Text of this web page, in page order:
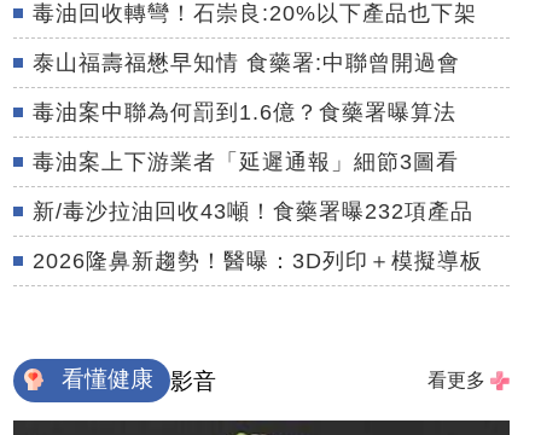
毒油回收轉彎！石崇良:20%以下產品也下架
泰山福壽福懋早知情 食藥署:中聯曾開過會
毒油案中聯為何罰到1.6億？食藥署曝算法
毒油案上下游業者「延遲通報」細節3圖看
新/毒沙拉油回收43噸！食藥署曝232項產品
2026隆鼻新趨勢！醫曝：3D列印＋模擬導板
看懂健康 影音 看更多